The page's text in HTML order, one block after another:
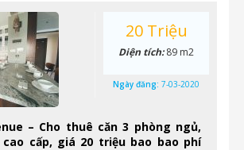
– Cho thuê căn 3 phòng ngủ,
cấp, giá 20 triệu bao bao phí
20 Triệu
Diện tích:89 m2
Ngày đăng: 7-03-2020